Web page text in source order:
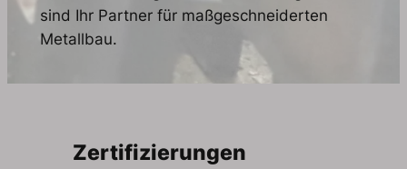
sind Ihr Partner für maßgeschneiderten
Metallbau.
Zertifizierungen